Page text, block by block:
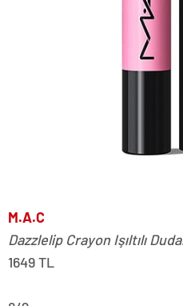
M.A.C
Dazzlelip Crayon Işıltılı
1649 TL